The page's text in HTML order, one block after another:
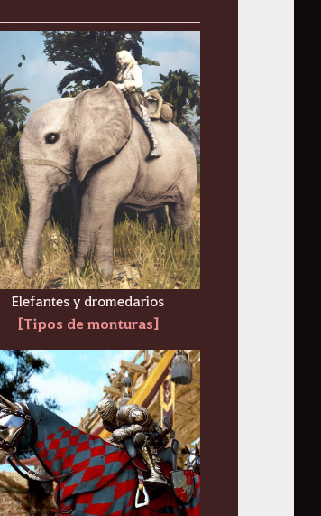
Elefantes y dromedarios
[Tipos de monturas]